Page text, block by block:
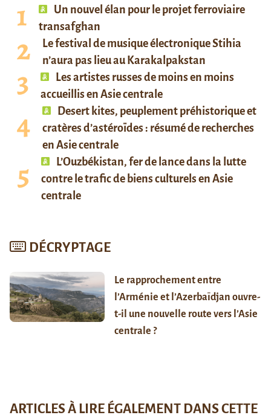
Un nouvel élan pour le projet ferroviaire
transafghan
Le festival de musique électronique Stihia
n’aura pas lieu au Karakalpakstan
Les artistes russes de moins en moins
accueillis en Asie centrale
Desert kites, peuplement préhistorique et
cratères d’astéroïdes : résumé de recherches
en Asie centrale
L’Ouzbékistan, fer de lance dans la lutte
contre le trafic de biens culturels en Asie
centrale
DÉCRYPTAGE
Le rapprochement entre
l’Arménie et l’Azerbaïdjan ouvre-
t-il une nouvelle route vers l’Asie
centrale ?
ARTICLES À LIRE ÉGALEMENT DANS CETTE